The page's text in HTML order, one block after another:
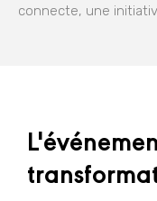
connecte, une